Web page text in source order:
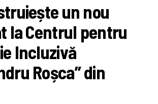
un nou
la Centrul pentru
Incluzivă
Roșca” din